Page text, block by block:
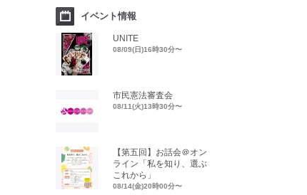
イベント情報
UNITE
08/09(日)16時30分〜
市民憲法審査会
08/11(火)13時30分〜
【第五回】お話会＠オン
ライン「私を知り、選ぶ
これから」
08/14(金)20時00分〜